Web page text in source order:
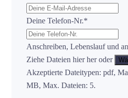
Deine Telefon-Nr.*
Anschreiben, Lebenslauf und
Ziehe Dateien hier her oder
Akzeptierte Dateitypen: pdf,
MB, Max. Dateien: 5.